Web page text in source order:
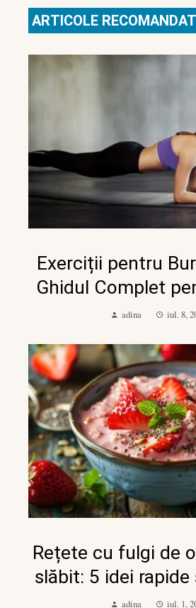
ARTICOLE
Exerciții pentru
Ghidul Complet
adina iul. 8,
Rețete cu fulgi de
slăbit: 5 idei rapide
adina iul. 1,